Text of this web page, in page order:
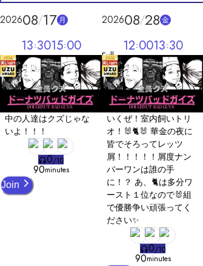
202608 17 月
Full
13 3015 00
中の人達はクズじゃな
いよ！！！
0/10
90minutes
Join
202608 28 金
12 0013 30
いくぜ！室内飼いトリ
オ！🐰🐈🐰 華金の夜に
皆でそろってレッツ
屑！！！！！屑度ナン
バーワンは誰の手
に！？ あ、🐈は多分ワ
ースト１位なので🐰組
で優勝争い頑張ってく
ださい✨
0/10
90minutes